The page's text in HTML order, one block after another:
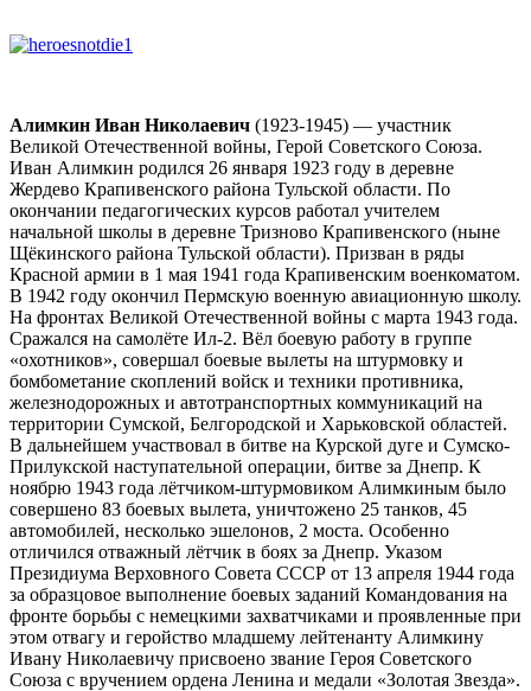
Алимкин Иван Николаевич (1923-1945) — участник
Великой Отечественной войны, Герой Советского Союза.
Иван Алимкин родился 26 января 1923 году в деревне
Жердево Крапивенского района Тульской области. По
окончании педагогических курсов работал учителем
начальной школы в деревне Тризново Крапивенского (ныне
Щёкинского района Тульской области). Призван в ряды
Красной армии в 1 мая 1941 года Крапивенским военкоматом.
В 1942 году окончил Пермскую военную авиационную школу.
На фронтах Великой Отечественной войны с марта 1943 года.
Сражался на самолёте Ил-2. Вёл боевую работу в группе
«охотников», совершал боевые вылеты на штурмовку и
бомбометание скоплений войск и техники противника,
железнодорожных и автотранспортных коммуникаций на
территории Сумской, Белгородской и Харьковской областей.
В дальнейшем участвовал в битве на Курской дуге и Сумско-
Прилукской наступательной операции, битве за Днепр. К
ноябрю 1943 года лётчиком-штурмовиком Алимкиным было
совершено 83 боевых вылета, уничтожено 25 танков, 45
автомобилей, несколько эшелонов, 2 моста. Особенно
отличился отважный лётчик в боях за Днепр. Указом
Президиума Верховного Совета СССР от 13 апреля 1944 года
за образцовое выполнение боевых заданий Командования на
фронте борьбы с немецкими захватчиками и проявленные при
этом отвагу и геройство младшему лейтенанту Алимкину
Ивану Николаевичу присвоено звание Героя Советского
Союза с вручением ордена Ленина и медали «Золотая Звезда».